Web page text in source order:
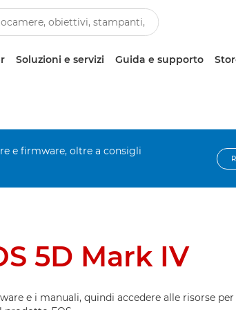
Soluzioni e servizi Guida e supporto
e firmware, oltre a consigli
5D Mark IV
e i manuali, quindi accedere alle risorse per